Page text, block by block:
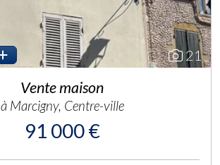
21
Vente maison
à Marcigny, Centre-ville
91 000 €